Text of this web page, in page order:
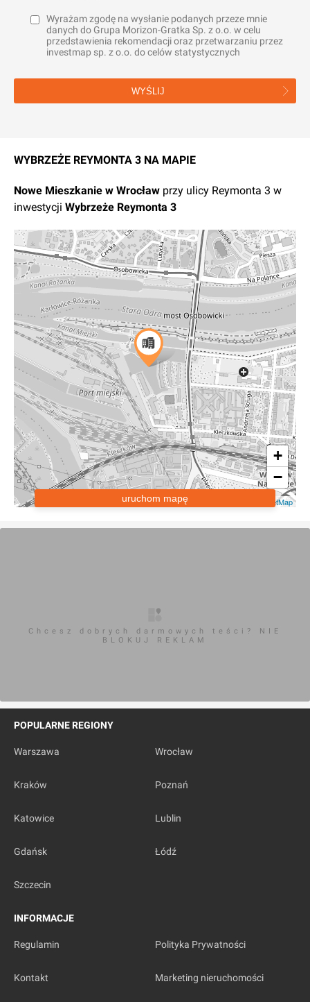
Wyrażam zgodę na wysłanie podanych przeze mnie
danych do Grupa Morizon-Gratka Sp. z o.o. w celu
przedstawienia rekomendacji oraz przetwarzaniu przez
investmap sp. z o.o. do celów statystycznych
WYŚLIJ
WYBRZEŻE REYMONTA 3 NA MAPIE
Nowe Mieszkanie w Wrocław przy ulicy Reymonta 3 w
inwestycji Wybrzeże Reymonta 3
+
−
OpenStreetMap
uruchom mapę
Chcesz dobrych darmowych teści? NIE
BLOKUJ REKLAM
POPULARNE REGIONY
Warszawa Wrocław
Kraków Poznań
Katowice Lublin
Gdańsk Łódź
Szczecin
INFORMACJE
Regulamin Polityka Prywatności
Kontakt Marketing nieruchomości